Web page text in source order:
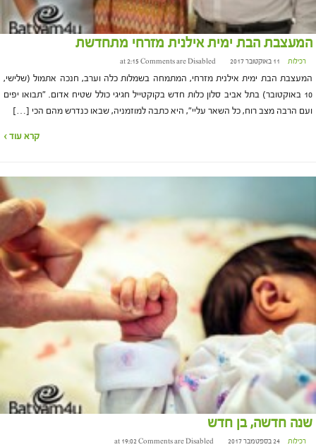
המעצבת הבת ימית אילנית מזרחי מתחדשת
רכילות 11 באוקטובר 2017 at 2:15 Comments are Disabled
המעצבת הבת ימית אילנית מזרחי, המתמחה בשמלות כלה וערב, חנכה אתמול (שלישי,
10 באוקטובר) בתל אביב סלון כלות חדש בקוקטייל חגיגי כולל שטיח אדום. "תבואו יפים
ועם הרבה מצב רוח, כל השאר עליי", היא כתבה למוזמניה, שבאו כנדרש מהם הכי […]
קרא עוד ›
שנה חדשה, בן חדש
רכילות 24 בספטמבר 2017 at 19:02 Comments are Disabled